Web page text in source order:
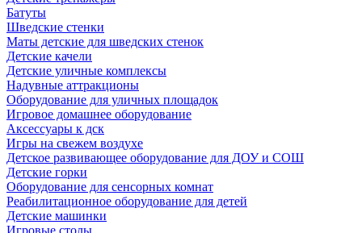
Батуты
Шведские стенки
Маты детские для шведских стенок
Детские качели
Детские уличные комплексы
Надувные аттракционы
Оборудование для уличных площадок
Игровое домашнее оборудование
Аксессуары к дск
Игры на свежем воздухе
Детское развивающее оборудование для ДОУ и СОШ
Детские горки
Оборудование для сенсорных комнат
Реабилитационное оборудование для детей
Детские машинки
Игровые столы